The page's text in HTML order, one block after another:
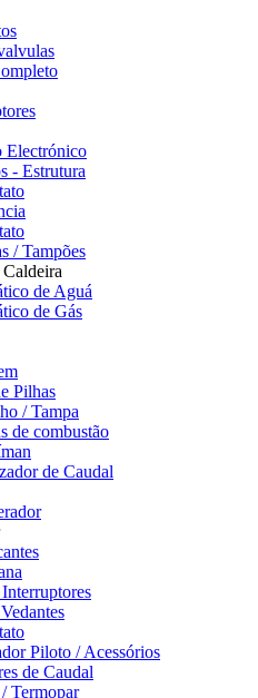
Electrónico
- Estrutura
/ Tampões
de Aguá
de Gás
Pilhas
/ Tampa
de combustão
de Caudal
Piloto / Acessórios
de Caudal
Termopar